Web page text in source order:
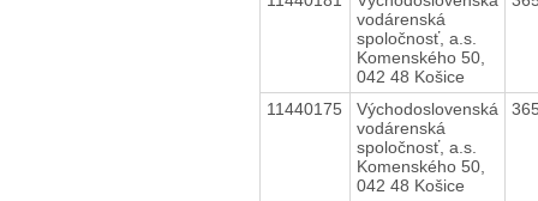
vodárenská
spoločnosť, a.s.
Komenského 50,
042 48 Košice
11440175
Východoslovenská
vodárenská
spoločnosť, a.s.
Komenského 50,
042 48 Košice